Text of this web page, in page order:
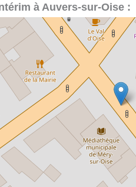
à Auvers-sur-Oise :